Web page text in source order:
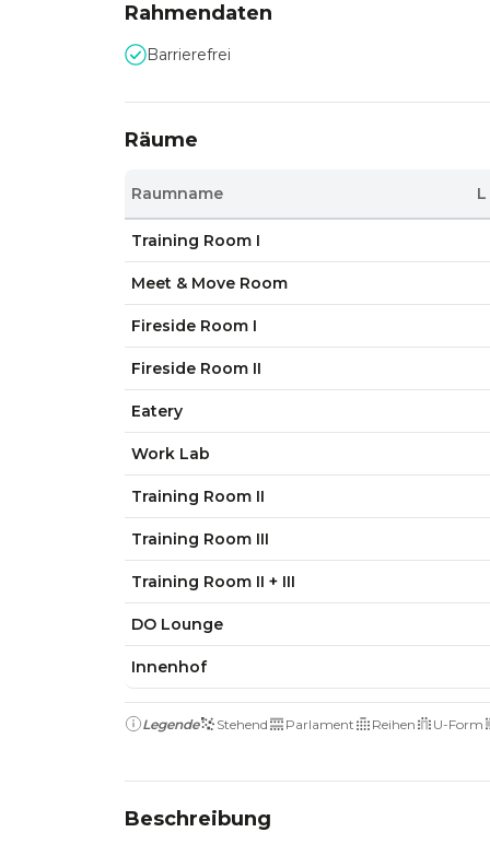
Rahmendaten
Barrierefrei
Räume
Raumname L
Training Room I
Meet & Move Room
Fireside Room I
Fireside Room II
Eatery
Work Lab
Training Room II
Training Room III
Training Room II + III
DO Lounge
Innenhof
Legende Stehend Parlament Reihen U-Form
Beschreibung